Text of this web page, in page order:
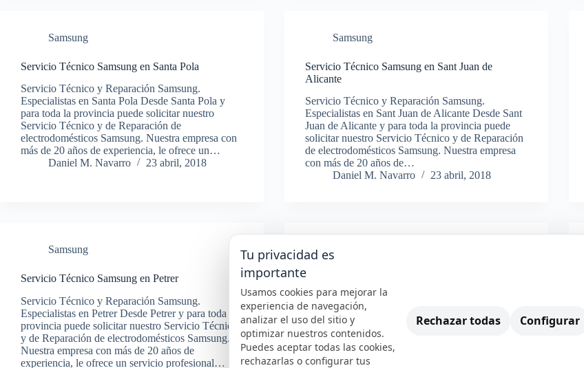
Samsung
Servicio Técnico Samsung en Santa Pola
Servicio Técnico y Reparación Samsung.
Especialistas en Santa Pola Desde Santa Pola y
para toda la provincia puede solicitar nuestro
Servicio Técnico y de Reparación de
electrodomésticos Samsung. Nuestra empresa con
más de 20 años de experiencia, le ofrece un…
Daniel M. Navarro
23 abril, 2018
Samsung
Servicio Técnico Samsung en Sant Juan de
Alicante
Servicio Técnico y Reparación Samsung.
Especialistas en Sant Juan de Alicante Desde Sant
Juan de Alicante y para toda la provincia puede
solicitar nuestro Servicio Técnico y de Reparación
de electrodomésticos Samsung. Nuestra empresa
con más de 20 años de…
Daniel M. Navarro
23 abril, 2018
Samsung
Servicio Técnico Samsung en Petrer
Servicio Técnico y Reparación Samsung.
Especialistas en Petrer Desde Petrer y para toda la
provincia puede solicitar nuestro Servicio Técnico
y de Reparación de electrodomésticos Samsung.
Nuestra empresa con más de 20 años de
experiencia, le ofrece un servicio profesional…
Servicio Técnico Samsung en Orihuela
Servicio Técnico y Reparación Samsung.
Especialistas en Orihuela Desde Orihuela y para
toda la provincia puede solicitar nuestro Servicio
Técnico y de Reparación de electrodomésticos
Samsung. Nuestra empresa con más de 20 años de
experiencia, le ofrece un servicio profesional…
Tu privacidad es
importante
Usamos cookies para mejorar la
experiencia de navegación,
analizar el uso del sitio y
optimizar nuestros contenidos.
Puedes aceptar todas las cookies,
rechazarlas o configurar tus
Rechazar todas Configurar